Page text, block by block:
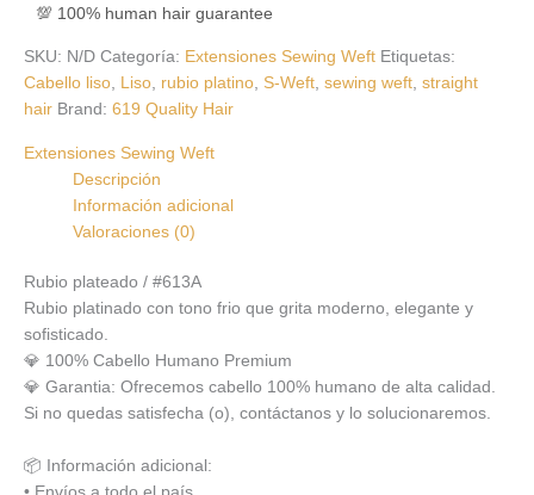
💯 100% human hair guarantee
SKU: N/D Categoría: Extensiones Sewing Weft Etiquetas:
Cabello liso
Liso rubio platino S-Weft sewing weft straight
hair Brand: 619 Quality Hair
Extensiones Sewing Weft
Descripción
Información adicional
Valoraciones (0)
Rubio plateado / #613A
Rubio platinado con tono frio que grita moderno, elegante y
sofisticado.
💎 100% Cabello Humano Premium
💎 Garantia: Ofrecemos cabello 100% humano de alta calidad.
Si no quedas satisfecha (o), contáctanos y lo solucionaremos.
📦 Información adicional: